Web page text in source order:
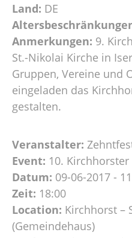
Land: DE
Anmerkungen: 9.
St.-Nikolai Kirche in
Gruppen, Vereine und
eingeladen das
gestalten.
Veranstalter:
Event: 10.
Datum: 09-06-2017 -
Zeit: 18:00
Location: Kirchhorst –
(Gemeindehaus)